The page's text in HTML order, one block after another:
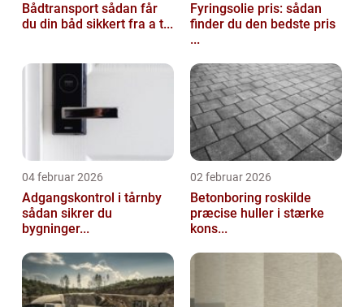
Bådtransport sådan får
du din båd sikkert fra a t...
Fyringsolie pris: sådan
finder du den bedste pris
...
04 februar 2026
Adgangskontrol i tårnby
sådan sikrer du
bygninger...
02 februar 2026
Betonboring roskilde
præcise huller i stærke
kons...